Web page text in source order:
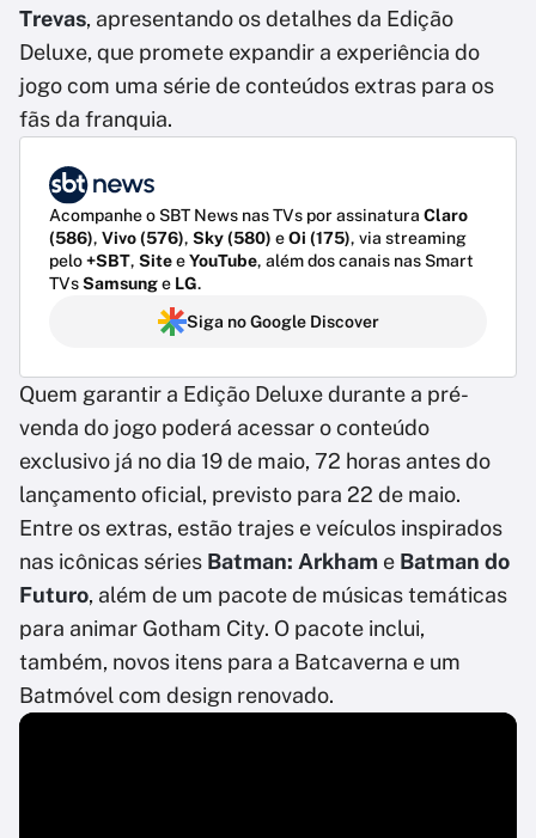
Trevas, apresentando os detalhes da Edição
Deluxe, que promete expandir a experiência do
jogo com uma série de conteúdos extras para os
fãs da franquia.
Acompanhe o SBT News nas TVs por assinatura Claro
(586), Vivo (576), Sky (580) eOi (175), via streaming
pelo+SBT, SiteeYouTube, além dos canais nas Smart
TVsSamsunge LG.
Siga no Google Discover
Quem garantir a Edição Deluxe durante a pré-
venda do jogo poderá acessar o conteúdo
exclusivo já no dia 19 de maio, 72 horas antes do
lançamento oficial, previsto para 22 de maio.
Entre os extras, estão trajes e veículos inspirados
nas icônicas séries Batman: Arkham e Batman do
Futuro, além de um pacote de músicas temáticas
para animar Gotham City. O pacote inclui,
também, novos itens para a Batcaverna e um
Batmóvel com design renovado.